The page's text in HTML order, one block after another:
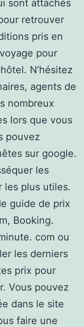
sont attachés
retrouver
pris en
pour
N’hésitez
agents de
nombreux
lors que vous
pouvez
sur google.
les
les plus utiles.
guide de prix
Booking.
com ou
les derniers
prix pour
Vous pouvez
dans le site
faire une